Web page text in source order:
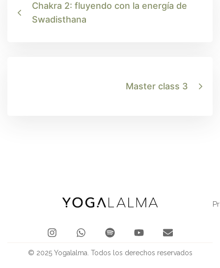
Chakra 2: fluyendo con la energía de
Swadisthana
Master class 3
© 2025 Yogalalma. Todos los derechos reservados